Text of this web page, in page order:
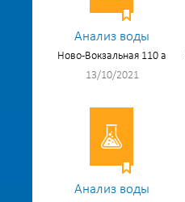
Анализ воды
Ново-Вокзальная 110 а
13/10/2021
Анализ воды